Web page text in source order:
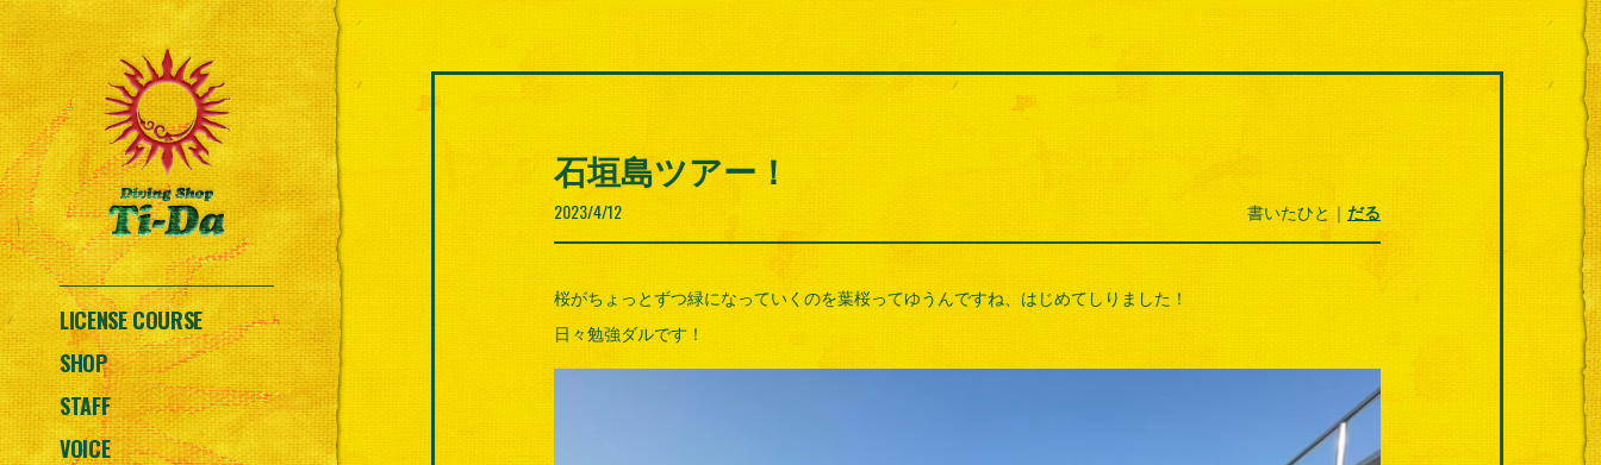
LICENSE COURSE
SHOP
STAFF
VOICE
石垣島ツアー！
2023/4/12 書いたひと｜ だる
桜がちょっとずつ緑になっていくのを葉桜ってゆうんですね、はじめてしりました！
日々勉強ダルです！